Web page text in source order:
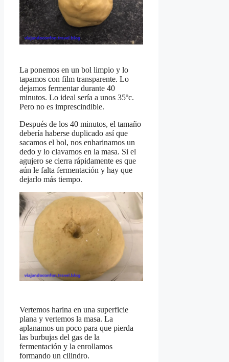
La ponemos en un bol limpio y lo
tapamos con film transparente. Lo
dejamos fermentar durante 40
minutos. Lo ideal sería a unos 35ºc.
Pero no es imprescindible.
Después de los 40 minutos, el tamaño
debería haberse duplicado así que
sacamos el bol, nos enharinamos un
dedo y lo clavamos en la masa. Si el
agujero se cierra rápidamente es que
aún le falta fermentación y hay que
dejarlo más tiempo.
Vertemos harina en una superficie
plana y vertemos la masa. La
aplanamos un poco para que pierda
las burbujas del gas de la
fermentación y la enrollamos
formando un cilindro.